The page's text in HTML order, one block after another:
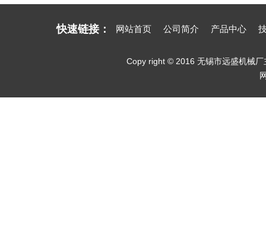
快速链接： 网站首页 公司简介 产品中心
Copy right © 2016 无锡市远盛机械